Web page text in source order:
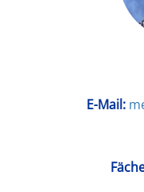
E-Mail: